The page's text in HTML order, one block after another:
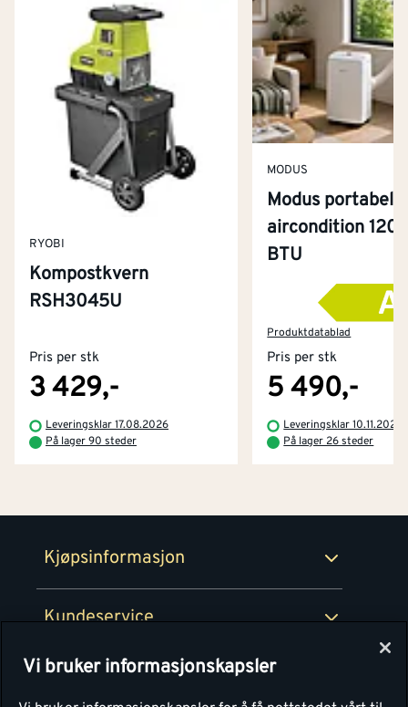
RYOBI
Kompostkvern
RSH3045U
Pris per stk
3 429,-
Leveringsklar 17.08.2026
På lager 90 steder
MODUS
Modus portabel
aircondition
BTU
Produktdatablad
Pris per stk
5 490,-
Leveringsklar 10.11.2026
På lager 26 steder
Kjøpsinformasjon
Kjøpsbetingelser
Retur- og angrerettsskjema
Kundeservice
Tjenester
Montér Klubb
Montér
Byggevarehus og åpningstider
Prismatch
Personvern
Vi bruker informasjonskapsler